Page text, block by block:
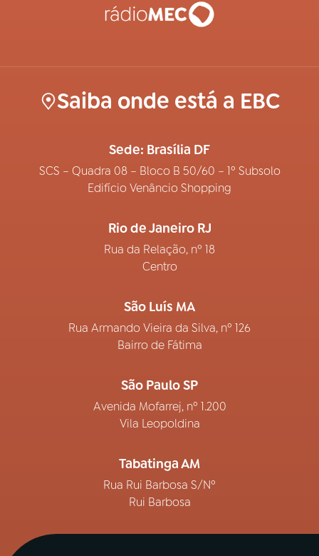
Saiba onde está a EBC
Sede: Brasília DF
SCS – Quadra 08 – Bloco B 50/60 – 1º Subsolo
Edifício Venâncio Shopping
Rio de Janeiro RJ
Rua da Relação, nº 18
Centro
São Luís MA
Rua Armando Vieira da Silva, nº 126
Bairro de Fátima
São Paulo SP
Avenida Mofarrej, nº 1.200
Vila Leopoldina
Tabatinga AM
Rua Rui Barbosa S/Nº
Rui Barbosa